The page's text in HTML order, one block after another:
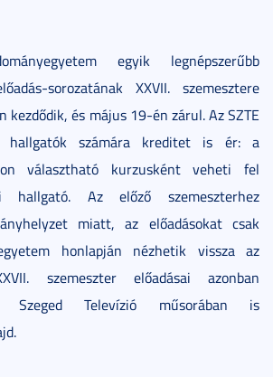
egyik legnépszerűbb
sorozatának XXVII. szemesztere
kezdődik, és május 19-én zárul. Az SZTE
hallgatók számára kreditet is ér: a
választható kurzusként veheti fel
hallgató. Az előző szemeszterhez
miatt, az előadásokat csak
honlapján nézhetik vissza az
szemeszter előadásai azonban
Szeged Televízió műsorában is